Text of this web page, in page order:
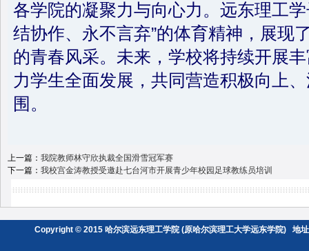
各学院的凝聚力与向心力。远东理工
结协作、永不言弃”的体育精神，展现
的青春风采。未来，学校将持续开展
力学生全面发展，共同营造积极向上
围。
上一篇： 我院教师林守欣执裁全国滑雪冠军赛
下一篇： 我校宫金涛教授受邀赴七台河市开展青少年校园足球教练员培训
Copyright © 2015 哈尔滨远东理工学院 (原哈尔滨理工大学远东学院) 地